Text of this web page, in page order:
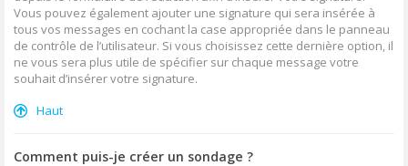
Vous pouvez également ajouter une signature qui sera insérée à
tous vos messages en cochant la case appropriée dans le panneau
de contrôle de l’utilisateur. Si vous choisissez cette dernière option, il
ne vous sera plus utile de spécifier sur chaque message votre
souhait d’insérer votre signature.
Haut
Comment puis-je créer un sondage ?